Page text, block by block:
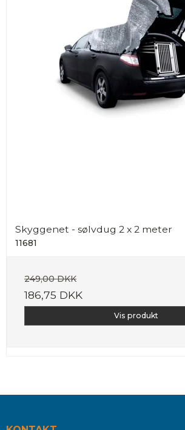
Skyggenet - sølvdug 2 x 2 meter
11681
249,00 DKK
186,75 DKK
Vis produkt